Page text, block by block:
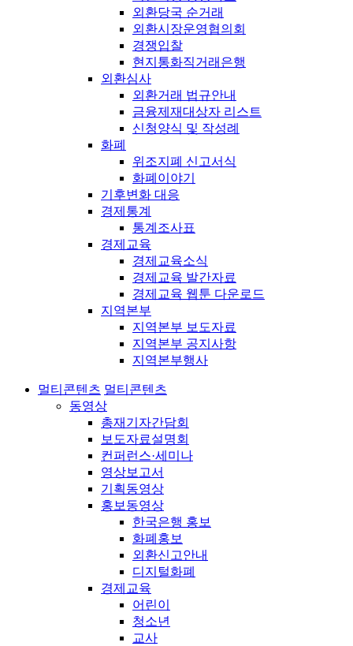
외환당국 순거래
외환시장운영협의회
경쟁입찰
현지통화직거래은행
외환심사
외환거래 법규안내
금융제재대상자 리스트
신청양식 및 작성례
화폐
위조지폐 신고서식
화폐이야기
기후변화 대응
경제통계
통계조사표
경제교육
경제교육소식
경제교육 발간자료
경제교육 웹툰 다운로드
지역본부
지역본부 보도자료
지역본부 공지사항
지역본부행사
멀티콘텐츠 멀티콘텐츠
동영상
총재기자간담회
보도자료설명회
컨퍼런스·세미나
영상보고서
기획동영상
홍보동영상
한국은행 홍보
화폐홍보
외환신고안내
디지털화폐
경제교육
어린이
청소년
교사